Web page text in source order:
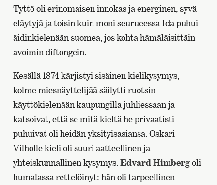
Tyttö oli erinomaisen innokas ja energinen, syvä
eläytyjä ja toisin kuin moni seurueessa Ida puhui
äidinkielenään suomea, jos kohta hämäläisittäin
avoimin diftongein.
Kesällä 1874 kärjistyi sisäinen kielikysymys,
kolme miesnäyttelijää säilytti ruotsin
käyttökielenään kaupungilla juhliessaan ja
katsoivat, että se mitä kieltä he privaatisti
puhuivat oli heidän yksityisasiansa. Oskari
Vilholle kieli oli suuri aatteellinen ja
yhteiskunnallinen kysymys.Edvard Himbergoli
humalassa rettelöinyt: hän oli tarpeellinen